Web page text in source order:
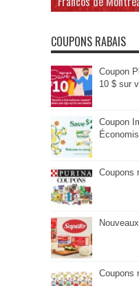
COUPONS RABAIS
Coupon
10 $ sur
Coupon
Coupons
Coupons